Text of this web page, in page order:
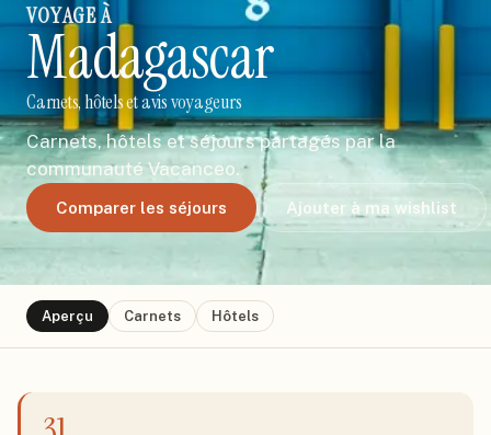
VOYAGEÀ
Madagascar
Carnets, hôtels et avis voyageurs
Carnets, hôtels et séjours partagés par la
communauté Vacanceo.
Comparer les séjours Ajouter à ma wishlist
Aperçu Carnets Hôtels